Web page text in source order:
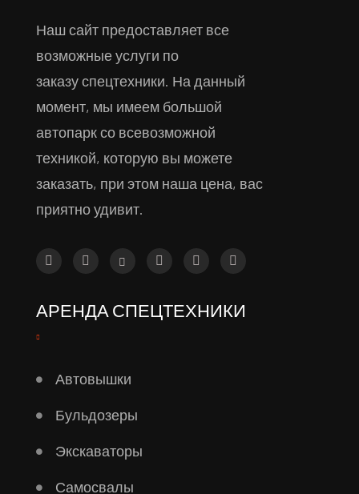
Наш сайт предоставляет все
возможные услуги по
заказу спецтехники. На данный
момент, мы имеем большой
автопарк со всевозможной
техникой, которую вы можете
заказать, при этом наша цена, вас
приятно удивит.
АРЕНДА СПЕЦТЕХНИКИ
Автовышки
Бульдозеры
Экскаваторы
Самосвалы